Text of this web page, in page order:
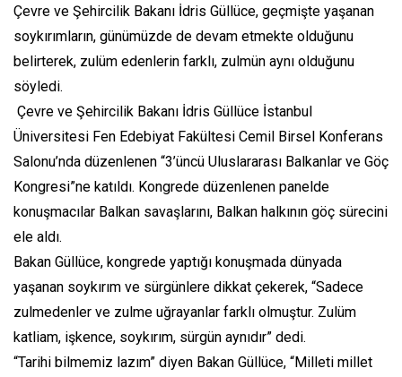
Çevre ve Şehircilik Bakanı İdris Güllüce, geçmişte yaşanan
soykırımların, günümüzde de devam etmekte olduğunu
belirterek, zulüm edenlerin farklı, zulmün aynı olduğunu
söyledi.
Çevre ve Şehircilik Bakanı İdris Güllüce İstanbul
Üniversitesi Fen Edebiyat Fakültesi Cemil Birsel Konferans
Salonu’nda düzenlenen “3’üncü Uluslararası Balkanlar ve Göç
Kongresi”ne katıldı. Kongrede düzenlenen panelde
konuşmacılar Balkan savaşlarını, Balkan halkının göç sürecini
ele aldı.
Bakan Güllüce, kongrede yaptığı konuşmada dünyada
yaşanan soykırım ve sürgünlere dikkat çekerek, “Sadece
zulmedenler ve zulme uğrayanlar farklı olmuştur. Zulüm
katliam, işkence, soykırım, sürgün aynıdır” dedi.
“Tarihi bilmemiz lazım” diyen Bakan Güllüce, “Milleti millet